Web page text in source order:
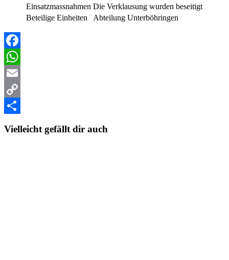
Einsatzmassnahmen Die Verklausung wurden beseitigt
Beteilige Einheiten
Abteilung Unterböhringen
Facebook
WhatsApp
Email
Copy
Vielleicht gefällt dir auch